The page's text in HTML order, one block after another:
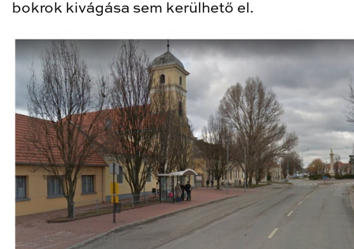
bokrok kivágása sem kerülhető el.